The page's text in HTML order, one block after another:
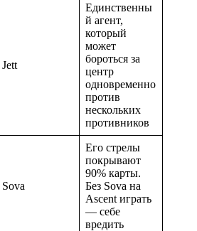
Jett
Единственны
й агент,
который
может
бороться за
центр
одновременно
против
нескольких
противников
Sova
Его стрелы
покрывают
90% карты.
Без Sova на
Ascent играть
— себе
вредить